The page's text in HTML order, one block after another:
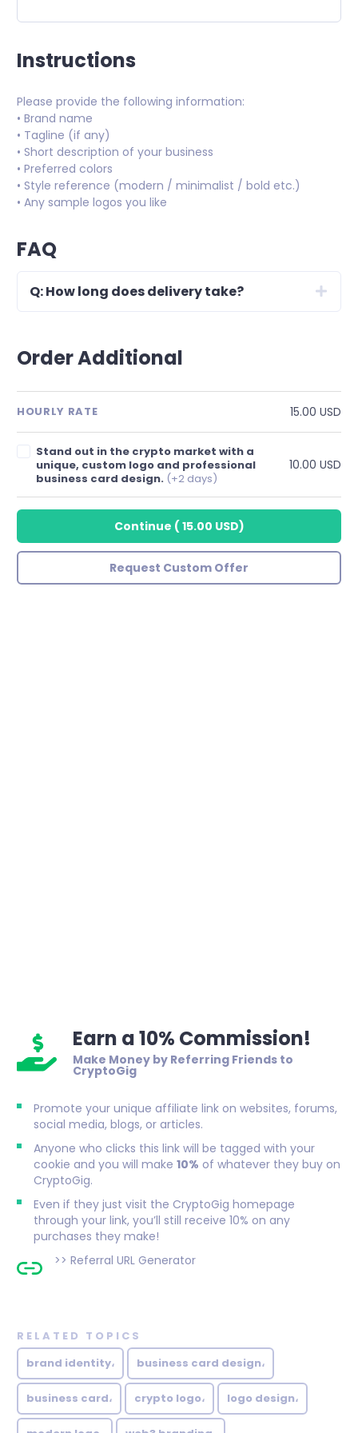
Instructions
Please provide the following information:
• Brand name
• Tagline (if any)
• Short description of your business
• Preferred colors
• Style reference (modern / minimalist / bold etc.)
• Any sample logos you like
FAQ
Q: How long does delivery take?
Order Additional
HOURLY RATE 15.00 USD
Stand out in the crypto market with a
unique, custom logo and professional
business card design. (+2 days)
10.00 USD
Continue (15.00 USD)
Request Custom Offer
Earn a 10% Commission!
Make Money by Referring Friends to
CryptoGig
Promote your unique affiliate link on websites, forums,
social media, blogs, or articles.
Anyone who clicks this link will be tagged with your
cookie and you will make 10% of whatever they buy on
CryptoGig.
Even if they just visit the CryptoGig homepage
through your link, you’ll still receive 10% on any
purchases they make!
>> Referral URL Generator
RELATED TOPICS
brand identity،
business card design،
business card، crypto logo، logo design،